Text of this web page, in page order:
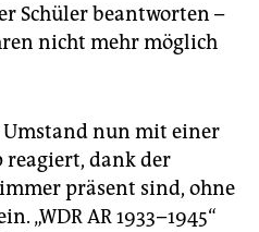
Schüler beantworten –
nicht mehr möglich
Umstand nun mit einer
reagiert, dank der
präsent sind, ohne
„WDR AR 1933–1945“